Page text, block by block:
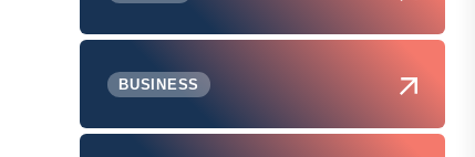
BUSINESS